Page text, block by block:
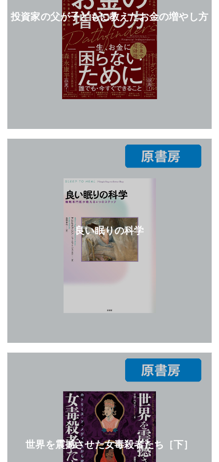
投資家の父が子どもに教えたお金の増やし方
良い眠りの科学
世界を震撼させた女毒殺者たち［下］